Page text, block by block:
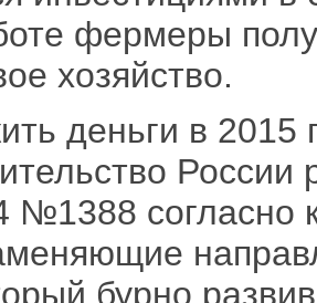
фермеры
хозяйство.
деньги в
России
№1388 согласно
бурно